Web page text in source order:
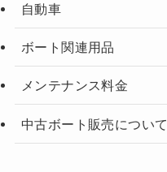
自動車
ボート関連用品
メンテナンス料金
中古ボート販売について